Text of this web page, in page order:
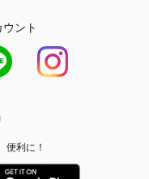
ント
便利に！